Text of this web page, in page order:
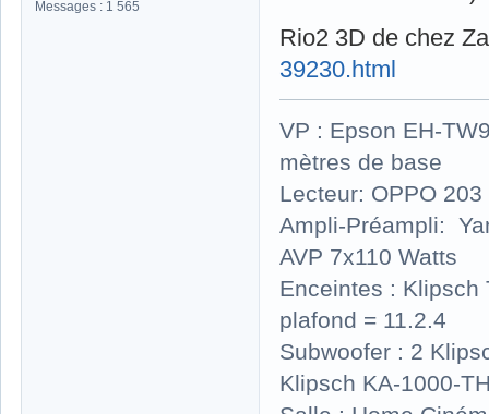
Messages : 1 565
Rio2 3D de chez
39230.html
VP : Epson EH-
mètres de base
Lecteur: OPPO
Ampli-Préampli:
AVP 7x110 Watts
Enceintes : Klipsch
plafond = 11.2.4
Subwoofer : 2
Klipsch KA-1000-